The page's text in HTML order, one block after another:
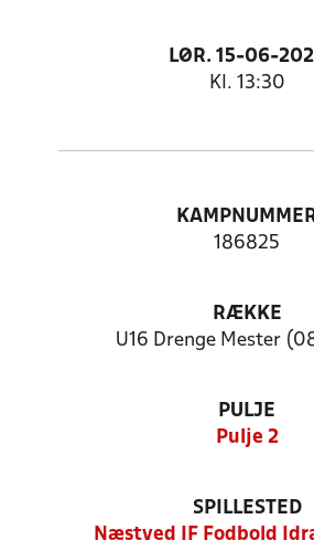
LØR. 15-06-
Kl. 13:30
186825
RÆKKE
U16 Drenge Mester
PULJE
Pulje 2
SPILLESTED
Næstved IF Fodbold